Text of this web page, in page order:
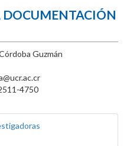
Guzmán
4750